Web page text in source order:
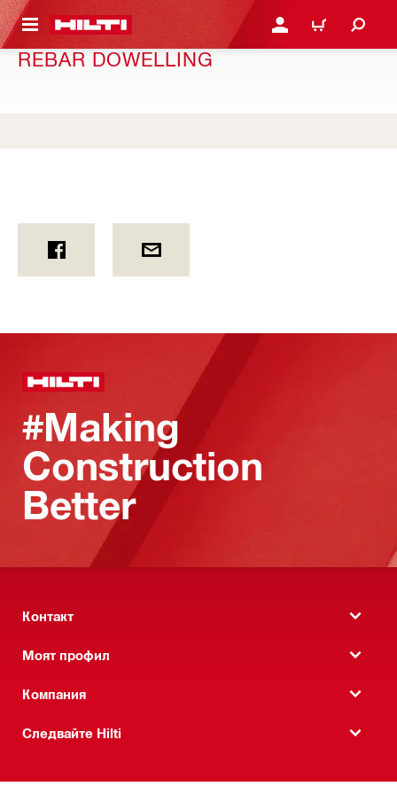
СЪДЪРЖАНИЕ ВЛЕЗ ИЛИ СЕ
КОЛИЧКА
REBAR DOWELLING
#Making
Construction
Better
Контакт
Моят профил
Компания
Следвайте Hilti